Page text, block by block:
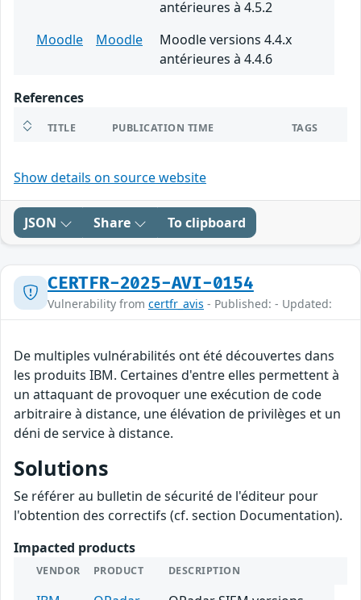
antérieures à 4.5.2
Moodle
Moodle
Moodle versions 4.4.x
antérieures à 4.4.6
References
TITLE PUBLICATION TIME TAGS
Show details on source website
JSON Share To clipboard
CERTFR-2025-AVI-0154
Vulnerability from certfr_avis - Published: - Updated:
De multiples vulnérabilités ont été découvertes dans
les produits IBM. Certaines d'entre elles permettent à
un attaquant de provoquer une exécution de code
arbitraire à distance, une élévation de privilèges et un
déni de service à distance.
Solutions
Se référer au bulletin de sécurité de l'éditeur pour
l'obtention des correctifs (cf. section Documentation).
Impacted products
VENDOR PRODUCT DESCRIPTION